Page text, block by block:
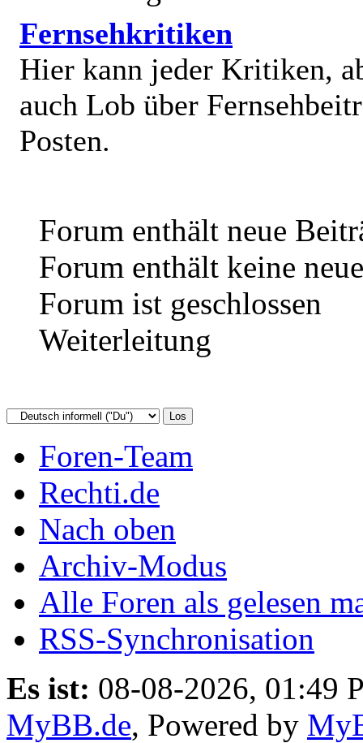
Fernsehkritiken
Hier kann jeder Kritiken,
auch Lob über
Posten.
Forum enthält neue
Forum enthält keine
Forum ist geschlossen
Weiterleitung
Foren-Team
Rechti.de
Nach oben
Archiv-Modus
Alle Foren als gelesen
RSS-Synchronisation
Es ist: 08-08-2026, 01:49
MyBB.de, Powered by